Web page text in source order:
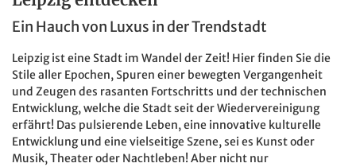
Ein Hauch von Luxus in der Trendstadt
Leipzig ist eine Stadt im Wandel der Zeit! Hier finden Sie die
Stile aller Epochen, Spuren einer bewegten Vergangenheit
und Zeugen des rasanten Fortschritts und der technischen
Entwicklung, welche die Stadt seit der Wiedervereinigung
erfährt! Das pulsierende Leben, eine innovative kulturelle
Entwicklung und eine vielseitige Szene, sei es Kunst oder
Musik, Theater oder Nachtleben! Aber nicht nur